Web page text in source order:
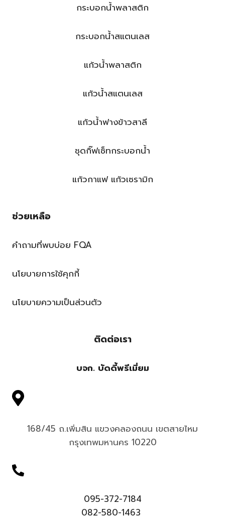
กระบอกน้ำพลาสติก
กระบอกน้ำสแตนเลส
แก้วน้ำพลาสติก
แก้วน้ำสแตนเลส
แก้วน้ำฟางข้าวสาลี
ชุดกิ๊ฟเซ็ทกระบอกน้ำ
แก้วกาแฟ แก้วเซรามิก
ช่วยเหลือ
คำถามที่พบบ่อย FQA
นโยบายการใช้คุกกี้
นโยบายความเป็นส่วนตัว
ติดต่อเรา
บจก. บัดดี้พรีเมี่ยม
168/45 ถ.เพิ่มสิน แขวงคลองถนน เขตสายไหม
กรุงเทพมหานคร 10220
095-372-7184
082-580-1463